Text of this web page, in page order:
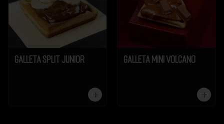
Galleta Split Junior Galleta Mini Volcano